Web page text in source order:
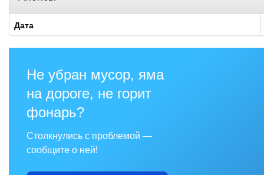
Дата
Не убран мусор, яма
на дороге, не горит
фонарь?
Столкнулись с проблемой —
сообщите о ней!